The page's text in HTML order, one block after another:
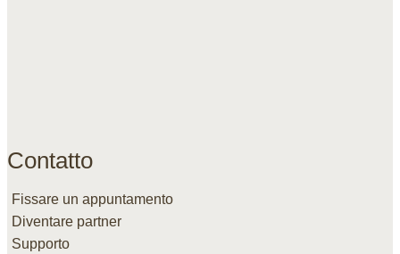
Contatto
Fissare un appuntamento
Diventare partner
Supporto